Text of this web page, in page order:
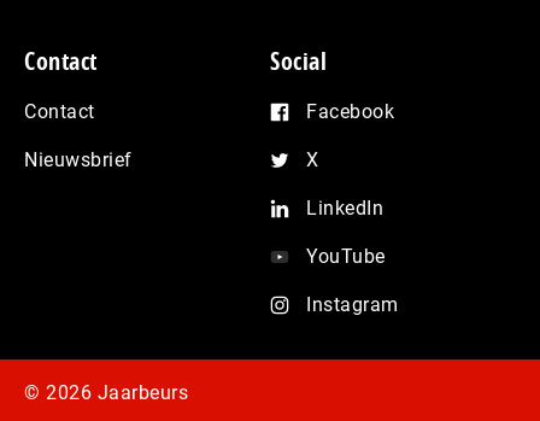
Contact
Contact
Nieuwsbrief
Social
Facebook
X
LinkedIn
YouTube
Instagram
© 2026 Jaarbeurs